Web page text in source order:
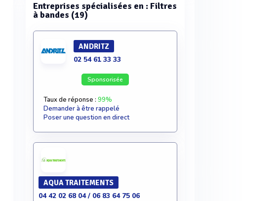
Entreprises spécialisées en : Filtres
à bandes (19)
ANDRITZ
02 54 61 33 33
Sponsorisée
Taux de réponse : 99%
Demander à être rappelé
Poser une question en direct
AQUA TRAITEMENTS
04 42 02 68 04 / 06 83 64 75 06